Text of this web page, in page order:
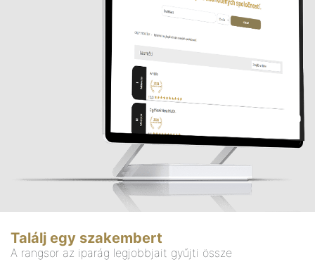
Találj egy szakembert
A rangsor az iparág legjobbjait gyűjti össze